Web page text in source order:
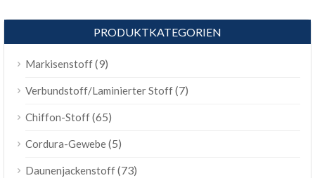
PRODUKTKATEGORIEN
Markisenstoff(9)
Verbundstoff/Laminierter Stoff(7)
Chiffon-Stoff(65)
Cordura-Gewebe(5)
Daunenjackenstoff(73)